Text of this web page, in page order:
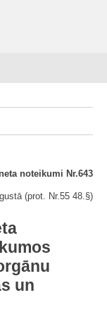
noteikumi Nr.643
(prot. Nr.55 48.§)
un